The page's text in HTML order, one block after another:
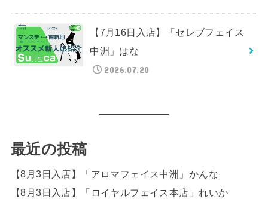
【7月16日入店】「セレブフェイス
中洲」はな
2026.07.20
最近の投稿
【8月3日入店】「アロマフェイス中洲」かんな
【8月3日入店】「ロイヤルフェイス本店」れいか